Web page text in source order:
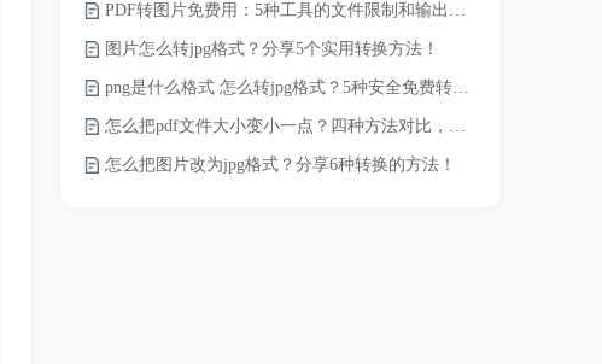
PDF转图片免费用：5种工具的文件限制和输出质量对比！
图片怎么转jpg格式？分享5个实用转换方法！
png是什么格式 怎么转jpg格式？5种安全免费转换方法全解析！
怎么把pdf文件大小变小一点？四种方法对比，一看就懂！
怎么把图片改为jpg格式？分享6种转换的方法！